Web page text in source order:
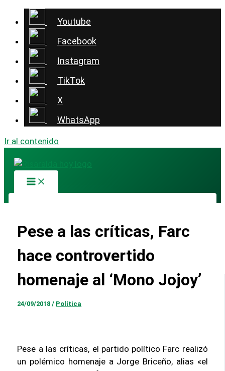
Youtube
Facebook
Instagram
TikTok
X
WhatsApp
Ir al contenido
Pese a las críticas, Farc
hace controvertido
homenaje al ‘Mono Jojoy’
24/09/2018/ Política
Pese a las críticas, el partido político Farc realizó
un polémico homenaje a Jorge Briceño, alias «el